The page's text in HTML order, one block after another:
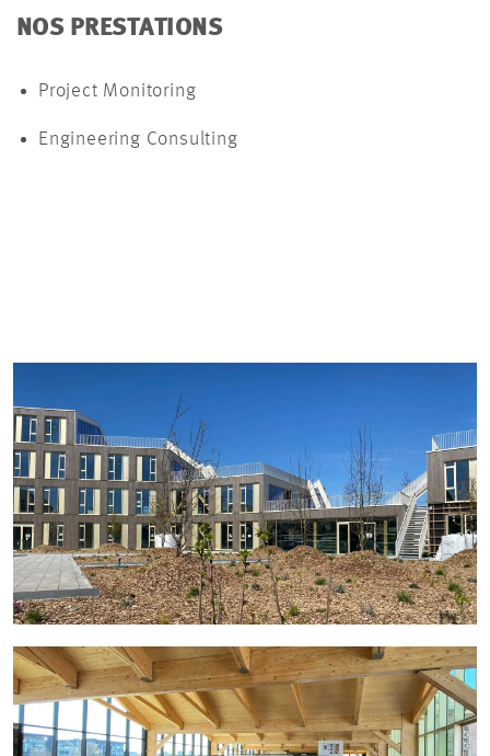
NOS PRESTATIONS
Project Monitoring
Engineering Consulting